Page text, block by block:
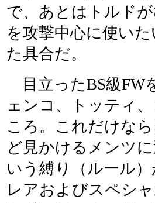
で、あとはトルド
を攻撃中心に使い
た具合だ。
目立ったBS級FW
ェンコ、トッティ
ころ。これだけな
ど見かけるメンツ
いう縛り（ルール
レアおよびスペシ